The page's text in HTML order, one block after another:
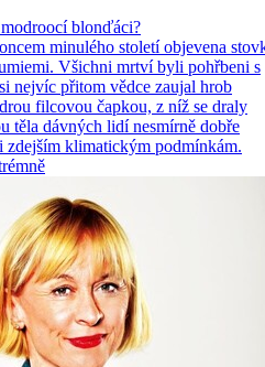
blonďáci?
minulého století objevena
Všichni mrtví byli pohřbeni s
nejvíc přitom vědce zaujal hrob
filcovou čapkou, z níž se draly
těla dávných lidí nesmírně dobře
zdejším klimatickým podmínkám.